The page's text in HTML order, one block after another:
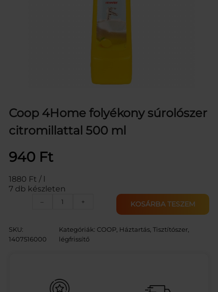
Coop 4Home folyékony súrolószer
citromillattal 500 ml
940 Ft
1880 Ft / l
7 db készleten
–
C
P
4
F
+ KOSÁRBA TESZEM
SKU:
1407516000
Kategóriák: COOP, Háztartás, Tisztítószer,
légfrissítő